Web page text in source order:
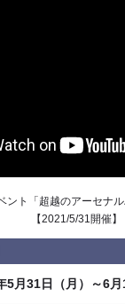
ント「超越のアーセナ
【2021/5/31開催】
5月31日（月）～6月